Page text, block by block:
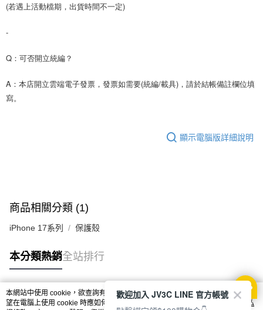
(若遇上活動檔期，出貨時間不一定)
-
Q：可否開立統編？
A：本店開立雲端電子發票，發票如需要(統編/載具)，請於結帳備註欄位填
寫。
顯示電腦版詳細說明
商品相關分類 (1)
iPhone 17系列 保護殼
本分類熱銷全站排行
熱門標籤
本網站中使用 cookie，欲查詢有關本網站使用 cookie 方式之詳情，及若您不希
望在電腦上使用 cookie 時應如何變更電腦的 cookie 設定，請參閱本網站「
隱私
歡迎加入 JV3C LINE 官方帳號